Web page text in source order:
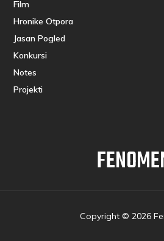
Film
Hronike Otpora
Jasan Pogled
Konkursi
Notes
Projekti
Copyright © 2026